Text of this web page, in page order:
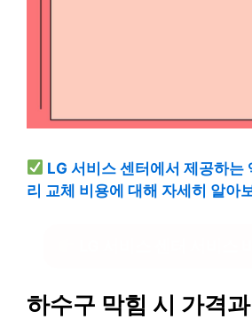
LG 서비스 센터에서 제공하는
리 교체 비용에 대해 자세히 알아
하수구 막힘 시 가격